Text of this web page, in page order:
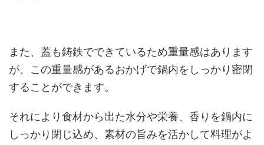
また、蓋も鋳鉄でできているため重量感はあります
が、この重量感があるおかげで鍋内をしっかり密閉
することができます。
それにより食材から出た水分や栄養、香りを鍋内に
しっかり閉じ込め、素材の旨みを活かして料理がよ